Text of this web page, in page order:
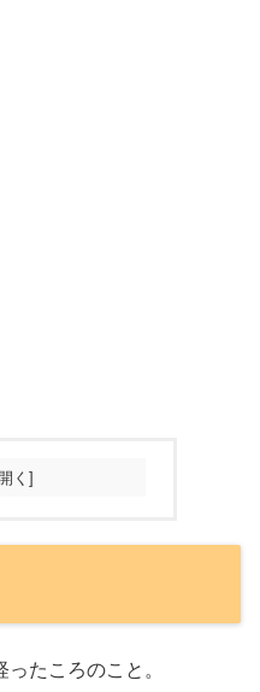
たころのこと。